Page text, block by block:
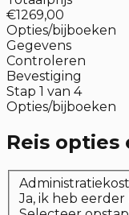
€1269,00
Opties/bijboeken
Gegevens
Controleren
Bevestiging
Stap 1 van 4
Opties/bijboeken
Reis opties
Ja, ik heb